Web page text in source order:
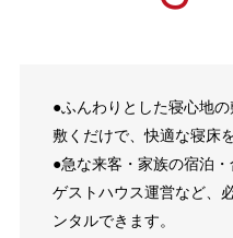
●ふんわりとした寝心地
敷くだけで、快適な寝床
●急な来客・家族の宿泊
ゲストハウス運営など、
ンタルできます。